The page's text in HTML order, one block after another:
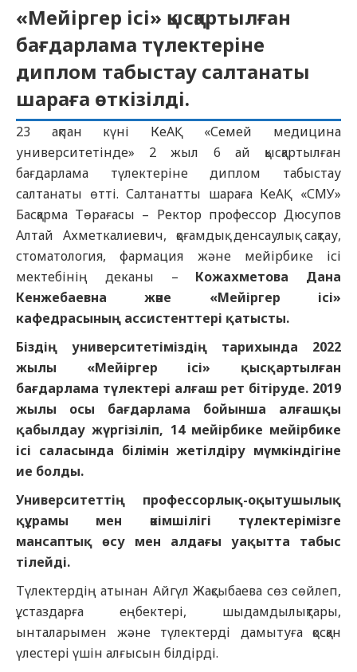
«Мейіргер ісі» қысқартылған
бағдарлама түлектеріне
диплом табыстау салтанаты
шараға өткізілді.
23 ақпан күні КеАҚ «Семей медицина
университетінде» 2 жыл 6 ай қысқартылған
бағдарлама түлектеріне диплом табыстау
салтанаты өтті. Салтанатты шараға КеАҚ «СМУ»
Басқарма Төрағасы – Ректор профессор Дюсупов
Алтай Ахметкалиевич, қоғамдық денсаулық сақтау,
стоматология, фармация және мейірбике ісі
мектебінің деканы – Кожахметова Дана
Кенжебаевна және «Мейіргер ісі»
кафедрасының ассистенттері қатысты.
Біздің университетіміздің тарихында 2022
жылы «Мейіргер ісі» қысқартылған
бағдарлама түлектері алғаш рет бітіруде. 2019
жылы осы бағдарлама бойынша алғашқы
қабылдау жүргізіліп, 14 мейірбике мейірбике
ісі саласында білімін жетілдіру мүмкіндігіне
ие болды.
Университеттің профессорлық-оқытушылық
құрамы мен әкімшілігі түлектерімізге
мансаптық өсу мен алдағы уақытта табыс
тілейді.
Түлектердің атынан Айгүл Жақсыбаева сөз сөйлеп,
ұстаздарға еңбектері, шыдамдылықтары,
ынталарымен және түлектерді дамытуға қосқан
үлестері үшін алғысын білдірді.